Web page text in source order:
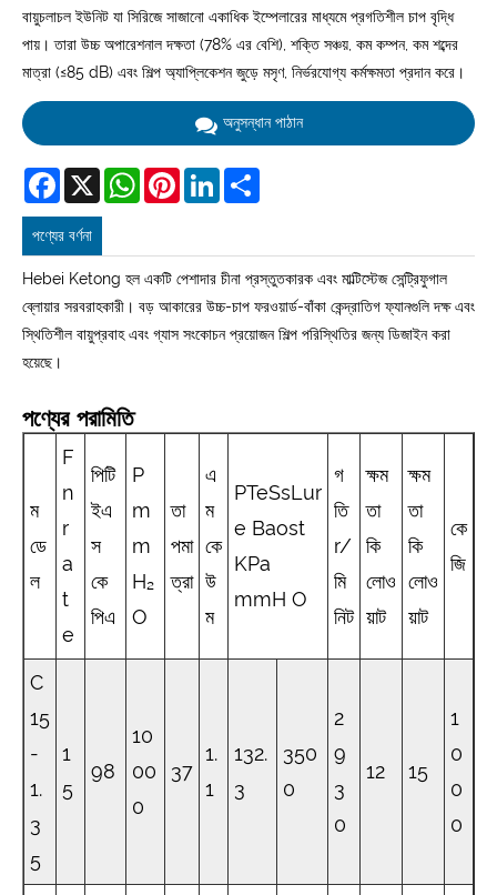
বায়ুচলাচল ইউনিট যা সিরিজে সাজানো একাধিক ইম্পেলারের মাধ্যমে প্রগতিশীল চাপ বৃদ্ধি
পায়। তারা উচ্চ অপারেশনাল দক্ষতা (78% এর বেশি), শক্তি সঞ্চয়, কম কম্পন, কম শব্দের
মাত্রা (≤85 dB) এবং শিল্প অ্যাপ্লিকেশন জুড়ে মসৃণ, নির্ভরযোগ্য কর্মক্ষমতা প্রদান করে।
অনুসন্ধান পাঠান
Facebook
X WhatsAppPinterestLinkedIn
পণ্যের বর্ণনা
Hebei Ketong হল একটি পেশাদার চীনা প্রস্তুতকারক এবং মাল্টিস্টেজ সেন্ট্রিফুগাল
ব্লোয়ার সরবরাহকারী। বড় আকারের উচ্চ-চাপ ফরওয়ার্ড-বাঁকা কেন্দ্রাতিগ ফ্যানগুলি দক্ষ এবং
স্থিতিশীল বায়ুপ্রবাহ এবং গ্যাস সংকোচন প্রয়োজন শিল্প পরিস্থিতির জন্য ডিজাইন করা
হয়েছে।
পণ্যের পরামিতি
ম
ডে
ল
F
n
r
a
t
e
পিটি
ইএ
স
কে
পিএ
P
m
m
H₂
O
তা
পমা
ত্রা
এ
ম
কে
উ
ম
PTeSsLur
e Baost
KPa
mmH O
গ
তি
r/
মি
নিট
ক্ষম
তা
কি
লোও
য়াট
ক্ষম
তা
কি
লোও
য়াট
কে
জি
C
15
-
1.
3
5
1
5
98
10
00
0
37
1.
1
132.
3
350
0
2
9
3
0
12 15
1
0
0
0